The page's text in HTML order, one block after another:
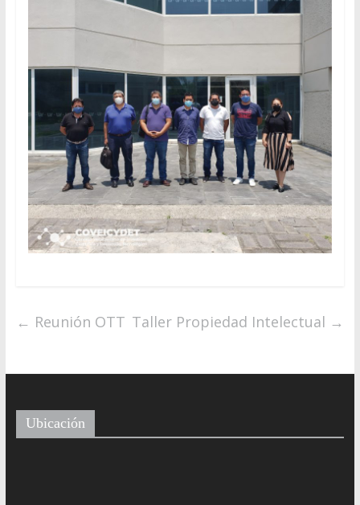
← Reunión OTT Taller Propiedad Intelectual →
Ubicación